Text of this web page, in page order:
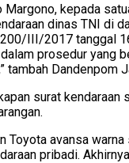
kepada
dinas TNI
III/2017
prosedur yang
tambah Dandenpom
surat
Toyota avansa
pribadi.